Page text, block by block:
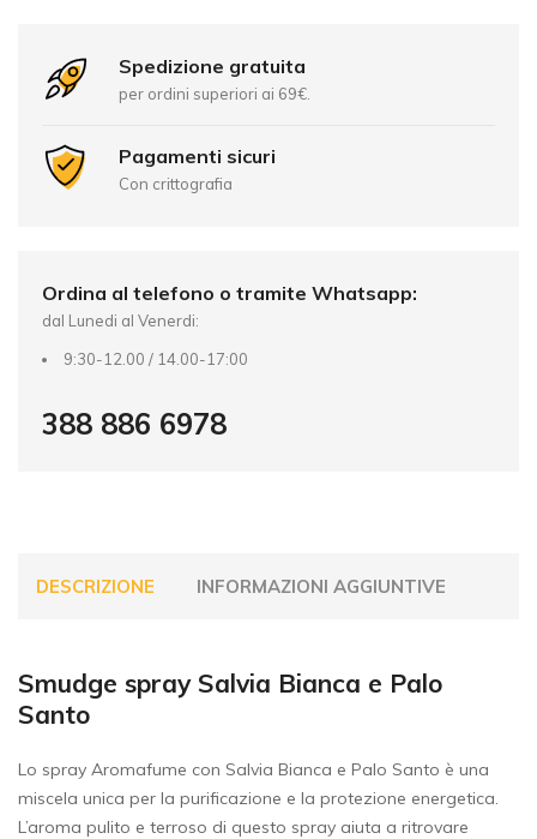
Spedizione gratuita
per ordini superiori ai 69€.
Pagamenti sicuri
Con crittografia
Ordina al telefono o tramite Whatsapp:
dal Lunedi al Venerdi:
9:30-12.00 / 14.00-17:00
388 886 6978
DESCRIZIONE INFORMAZIONI AGGIUNTIVE
Smudge spray Salvia Bianca e Palo
Santo
Lo spray Aromafume con Salvia Bianca e Palo Santo è una
miscela unica per la purificazione e la protezione energetica.
L’aroma pulito e terroso di questo spray aiuta a ritrovare